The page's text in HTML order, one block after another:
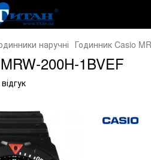
наручні Годинник Casio
200H-1BVEF